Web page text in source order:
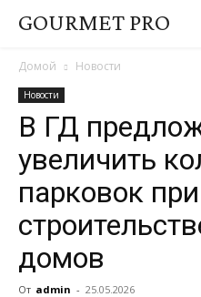
GOURMET PRO
Домой Новости
Новости
В ГД
увеличить
парковок при
домов
От admin - 25.05.2026